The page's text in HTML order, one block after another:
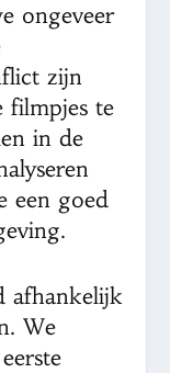
ongeveer
zijn
filmpjes te
in de
een goed
afhankelijk
We